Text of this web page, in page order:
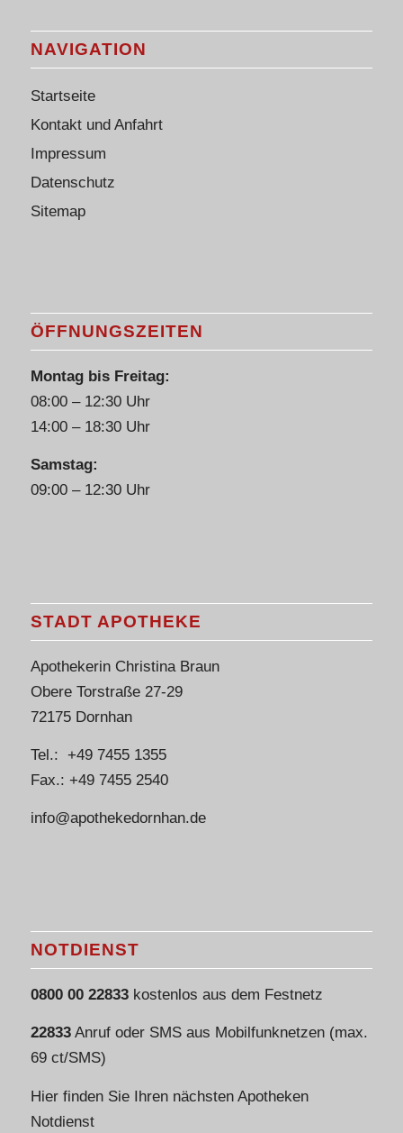
NAVIGATION
Startseite
Kontakt und Anfahrt
Impressum
Datenschutz
Sitemap
ÖFFNUNGSZEITEN
Montag bis Freitag:
08:00 – 12:30 Uhr
14:00 – 18:30 Uhr
Samstag:
09:00 – 12:30 Uhr
STADT APOTHEKE
Apothekerin Christina Braun
Obere Torstraße 27-29
72175 Dornhan
Tel.: +49 7455 1355
Fax.: +49 7455 2540
info@apothekedornhan.de
NOTDIENST
0800 00 22833kostenlos aus dem Festnetz
22833Anruf oder SMS aus Mobilfunknetzen (max.
69 ct/SMS)
Hier finden Sie Ihren nächsten Apotheken
Notdienst